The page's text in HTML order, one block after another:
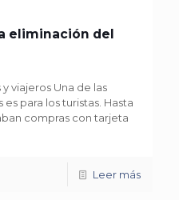
eliminación del
viajeros Una de las
para los turistas. Hasta
compras con tarjeta
Leer más